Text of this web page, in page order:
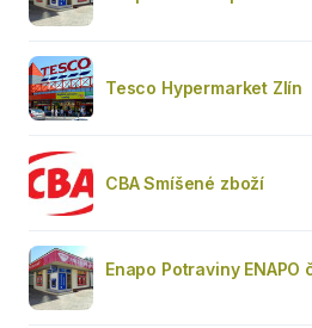
Tesco Hypermarket Zlín
CBA Smíšené zboží
Enapo Potraviny ENAPO